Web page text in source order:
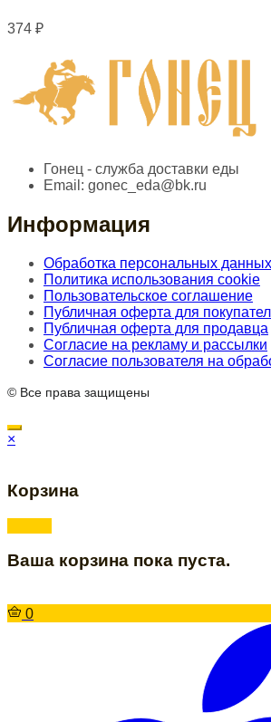
374 ₽
Гонец - служба доставки еды
Email: gonec_eda@bk.ru
Информация
Обработка персональных данных
Политика использования cookie
Пользовательское соглашение
Публичная оферта для
Публичная оферта для продавца
Согласие на рекламу и рассылки
Согласие пользователя на
© Все права защищены
×
Корзина
Ваша корзина пока пуста.
0